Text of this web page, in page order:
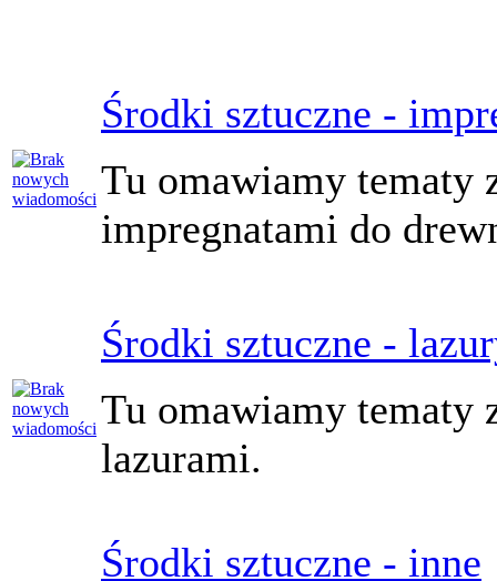
Środki sztuczne -
Tu omawiamy tematy
impregnatami do
Środki sztuczne -
Tu omawiamy tematy
lazurami.
Środki sztuczne - inne